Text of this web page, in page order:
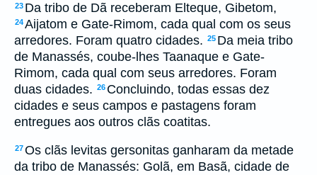
23 Da tribo de Dã receberam Elteque, Gibetom,
24Aijatom e Gate-Rimom, cada qual com os seus
arredores. Foram quatro cidades. 25 Da meia tribo
de Manassés, coube-lhes Taanaque e Gate-
Rimom, cada qual com seus arredores. Foram
duas cidades. 26 Concluindo, todas essas dez
cidades e seus campos e pastagens foram
entregues aos outros clãs coatitas.
27Os clãs levitas gersonitas ganharam da metade
da tribo de Manassés: Golã, em Basã, cidade de